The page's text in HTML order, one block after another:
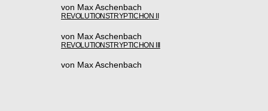
von Max Aschenbach
REVOLUTIONSTRYPTICHON II
von Max Aschenbach
REVOLUTIONSTRYPTICHON III
von Max Aschenbach